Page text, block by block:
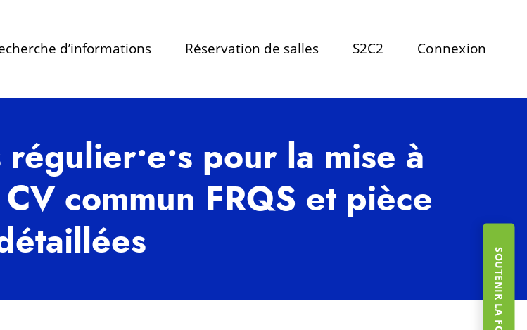
d’informations Réservation de salles S2C2 Connexion
pour la mise à
commun FRQS et pièce